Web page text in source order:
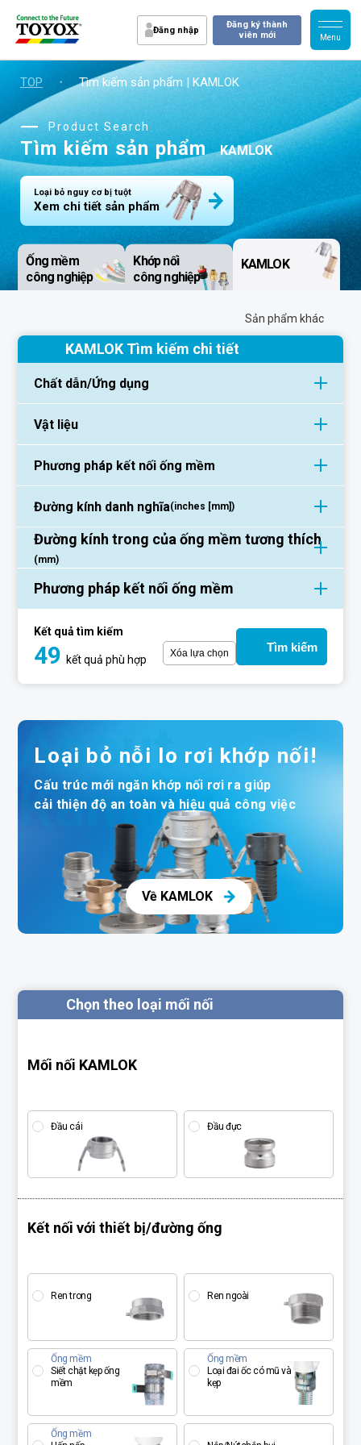
Đăng nhập
Đăng ký thành
viên mới
TOP ・ Tìm kiếm sản phẩm | KAMLOK
Product Search
Tìm kiếm sản phẩm KAMLOK
Loại bỏ nguy cơ bị tuột
Xem chi tiết sản phẩm
Ống mềm
công nghiệp
Khớp nối
công nghiệp
KAMLOK
Sản phẩm khác
KAMLOK Tìm kiếm chi tiết
Chất dẫn/Ứng dụng
Vật liệu
Phương pháp kết nối ống mềm
Đường kính danh nghĩa(inches [mm])
Đường kính trong của ống mềm tương thích
(mm)
Phương pháp kết nối ống mềm
Kết quả tìm kiếm
49 kết quả phù hợp Xóa lựa chọn Tìm kiếm
Loại bỏ nỗi lo rơi khớp nối!
Cấu trúc mới ngăn khớp nối rơi ra giúp
cải thiện độ an toàn và hiệu quả công việc
Về KAMLOK
About
Kamlok
Chọn theo loại mối nối
Mối nối KAMLOK
Đầu cái Đầu đực
Kết nối với thiết bị/đường ống
Ren trong Ren ngoài
Ống mềm
Siết chặt kẹp ống
mềm
Ống mềm
Loại đai ốc có mũ và
kẹp
Ống mềm